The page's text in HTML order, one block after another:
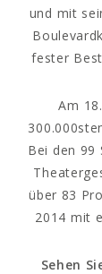
und mit
fester
Am
Bei den 99
über 83
2014 mit
Sehen